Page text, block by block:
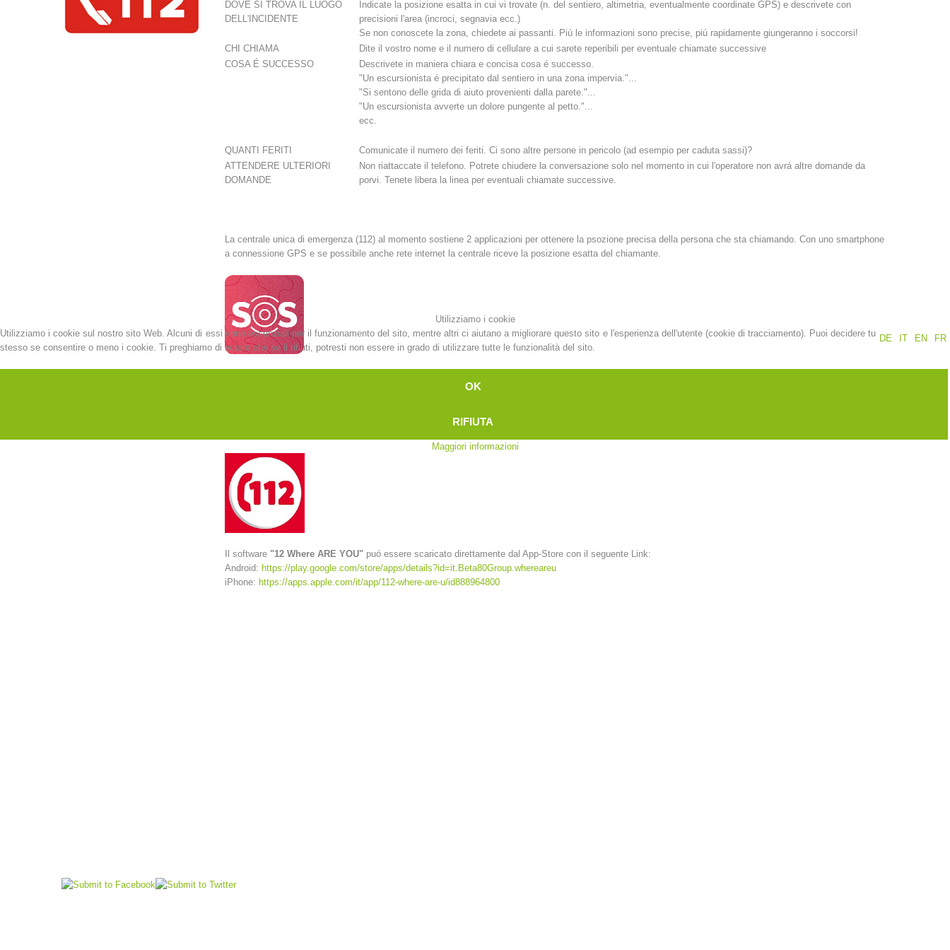
Attuali Rapporti annuali
Appartenenza Formazione
DOVE SI TROVA IL LUOGO
DELL'INCIDENTE
Indicate la posizione esatta in cui vi trovate (n. del sentiero, altimetria, eventualmente coordinate GPS) e descrivete con
precisioni l'area (incroci, segnavia ecc.)
Se non conoscete la zona, chiedete ai passanti. Piú le informazioni sono precise, piú rapidamente giungeranno i soccorsi!
CHI CHIAMA
Dite il vostro nome e il numero di cellulare a cui sarete reperibili per eventuale chiamate successive
COSA É SUCCESSO
Descrivete in maniera chiara e concisa cosa é successo.
"Un escursionista é precipitato dal sentiero in una zona impervia."...
"Si sentono delle grida di aiuto provenienti dalla parete."...
"Un escursionista avverte un dolore pungente al petto."...
ecc.
QUANTI FERITI
Comunicate il numero dei feriti. Ci sono altre persone in pericolo (ad esempio per caduta sassi)?
ATTENDERE ULTERIORI
DOMANDE
Non riattaccate il telefono. Potrete chiudere la conversazione solo nel momento in cui l'operatore non avrá altre domande da
porvi. Tenete libera la linea per eventuali chiamate successive.
La centrale unica di emergenza (112) al momento sostiene 2 applicazioni per ottenere la psozione precisa della persona che sta chiamando. Con uno smartphone
a connessione GPS e se possibile anche rete internet la centrale riceve la posizione esatta del chiamante.
https://play.google.com/store/apps/details?id=at.tirol_notfall
Il software "12 Where ARE YOU" puó essere scaricato direttamente dal App-Store con il seguente Link:
Android: https://play.google.com/store/apps/details?id=it.Beta80Group.whereareu
iPhone: https://apps.apple.com/it/app/112-where-are-u/id888964800
Utilizziamo i cookie
DE
IT EN FR
Utilizziamo i cookie sul nostro sito Web. Alcuni di essi sono essenziali per il funzionamento del sito, mentre altri ci aiutano a migliorare questo sito e l'esperienza dell'utente (cookie di tracciamento). Puoi decidere tu
stesso se consentire o meno i cookie. Ti preghiamo di notare che se li rifiuti, potresti non essere in grado di utilizzare tutte le funzionalità del sito.
OK
RIFIUTA
Maggiori informazioni